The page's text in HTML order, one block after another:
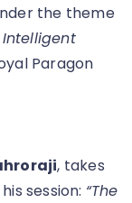
the theme
Intelligent
Paragon
, takes
session: “The